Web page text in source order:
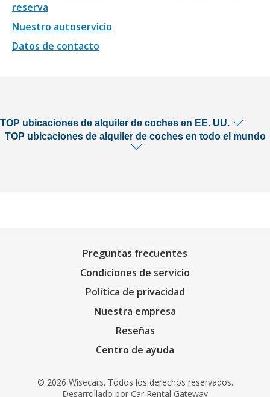
reserva
Nuestro autoservicio
Datos de contacto
TOP ubicaciones de alquiler de coches en EE. UU.
TOP ubicaciones de alquiler de coches en todo el mundo
Preguntas frecuentes
Condiciones de servicio
Política de privacidad
Nuestra empresa
Reseñas
Centro de ayuda
© 2026 Wisecars. Todos los derechos reservados.
Desarrollado por Car Rental Gateway